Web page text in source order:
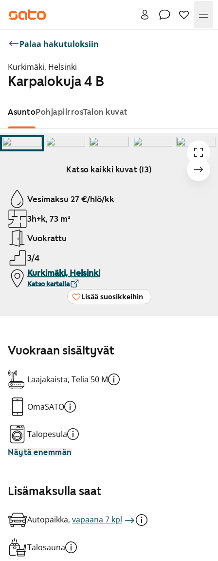
Palaa hakutuloksiin
Kurkimäki, Helsinki
Karpalokuja 4 B
AsuntoPohjapiirrosTalon kuvat
Katso kaikki kuvat (13)
Näytetään dia 1 / 13
Vesimaksu 27 €/hlö/kk
3h+k, 73 m²
Vuokrattu
3/4
Kurkimäki, Helsinki
Katso kartalla
Lisää suosikkeihin
Vuokraan sisältyvät
Laajakaista, Telia 50 M
OmaSATO
Talopesula
Näytä enemmän
Lisämaksulla saat
Autopaikka, vapaana 7 kpl
Talosauna